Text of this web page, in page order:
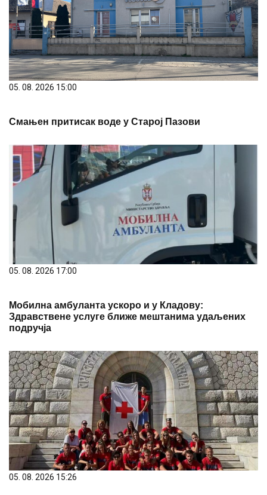
05. 08. 2026 15:00
Смањен притисак воде у Старој Пазови
05. 08. 2026 17:00
Мобилна амбуланта ускоро и у Кладову:
Здравствене услуге ближе мештанима удаљених
подручја
05. 08. 2026 15:26